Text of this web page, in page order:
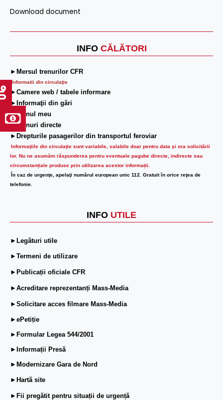
INFO CĂLĂTORI
►Mersul trenurilor CFR
Informatii din circulaţie
►Camere web / tabele informare
►Informaţii din gări
►Trenul meu
►Trenuri directe
►Drepturile pasagerilor din transportul feroviar
Informaţiile din circulaţie sunt variabile, valabile doar pentru data şi ora solicitării
lor. Nu ne asumăm răspunderea pentru eventuale pagube directe, indirecte sau
circumstanțiale produse prin utilizarea acestor informații.
În caz de urgenţe, apelaţi numărul european unic 112. Gratuit în orice reţea de
telefonie.
INFO UTILE
►Legături utile
►Termeni de utilizare
►Publicații oficiale CFR
►Acreditare reprezentanți Mass-Media
►Solicitare acces filmare Mass-Media
►ePetiție
►Formular Legea 544/2001
►Informații Presă
►Modernizare Gara de Nord
►Hartă site
►Fii pregătit pentru situații de urgență
Download document